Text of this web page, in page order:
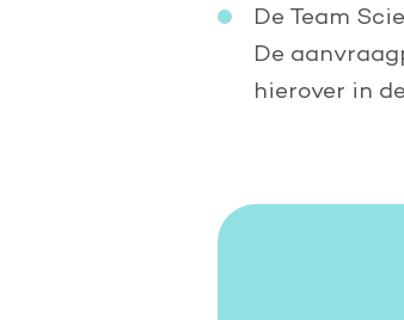
De Team
De
hierover in